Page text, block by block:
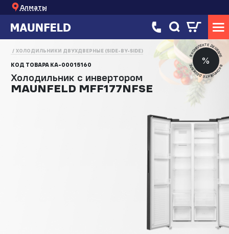
Алматы
%
В КОМПЛЕКТЕ ДЕШЕВЛЕ
В КОМПЛЕКТЕ ДЕШЕВЛЕ
ХОЛОДИЛЬНИКИ ДВУХДВЕРНЫЕ (SIDE-BY-SIDE)
КОД ТОВАРА КА-00015160
Холодильник с инвертором
MAUNFELD MFF177NFSE